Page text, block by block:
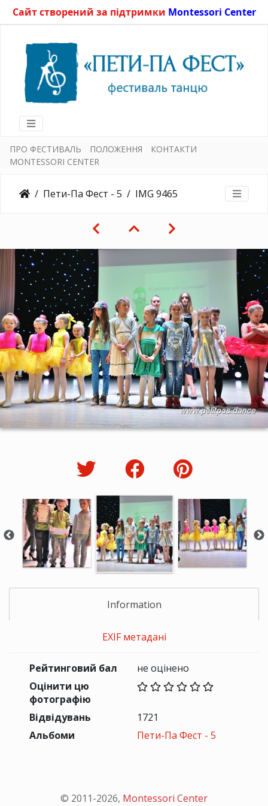
Сайт створений за підтримки Montessori Center
ПРО ФЕСТИВАЛЬ ПОЛОЖЕННЯ
КОНТАКТИ
MONTESSORI CENTER
Пети-Па Фест - 5 IMG 9465
Information
EXIF метадані
Рейтинговий бал
не оцінено
Оцінити цю
фотографію
Відвідувань
1721
Альбоми
Пети-Па Фест - 5
© 2011-2026, Montessori Center